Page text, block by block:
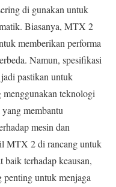
di gunakan untuk
Biasanya, MTX 2
memberikan performa
Namun, spesifikasi
pastikan untuk
teknologi
membantu
mesin dan
MTX 2 di rancang untuk
terhadap keausan,
penting untuk menjaga